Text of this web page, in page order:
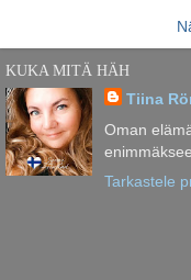
KUKA MITÄ HÄH
Tiina
Oman
Tarkastele